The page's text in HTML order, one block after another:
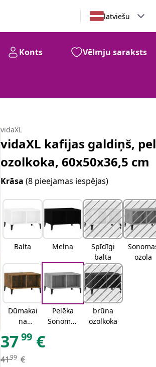
latviešu
Konts Vēlmju saraksts
vidaXL
vidaXL kafijas galdiņš,
ozolkoka, 60x50x36,5 cm
Krāsa(8 pieejamas iespējas)
Balta Melna
Spīdīgi
balta
ozola
Dūmakai
na
ozolkoka
Pelēka
Sonomas
brūna
ozolkoka
3799 €
4199 €